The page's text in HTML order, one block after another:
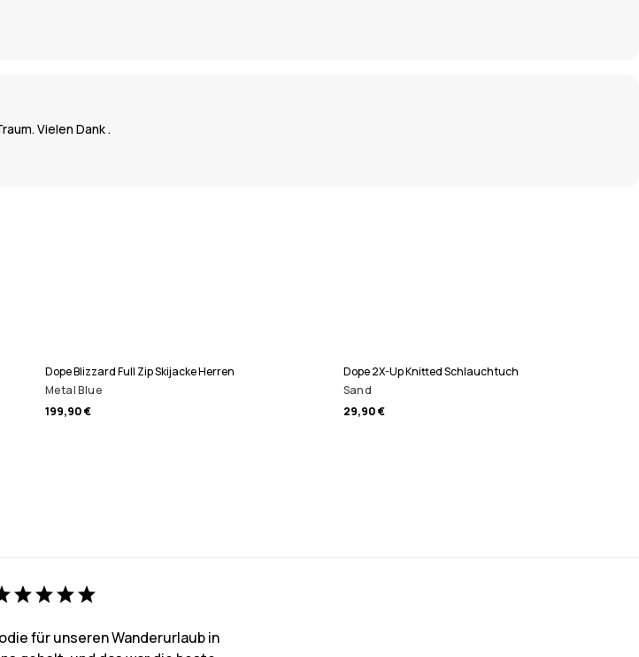
Vielen Dank .
Dope Blizzard Full Zip Skijacke Herren
Metal Blue
199,90 €
Dope 2X-Up Knitted Schlauchtuch
Sand
29,90 €
für unseren Wanderurlaub in